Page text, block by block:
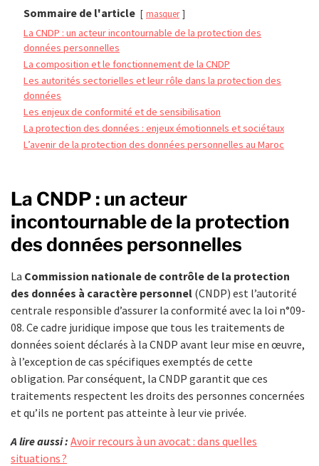
Sommaire de l'article masquer
La CNDP : un acteur incontournable de la protection des
données personnelles
La composition et le fonctionnement de la CNDP
Les autorités sectorielles et leur rôle dans la protection des
données
Les enjeux de conformité et de sensibilisation
La protection des données : enjeux émotionnels et sociétaux
L’avenir de la protection des données personnelles au Maroc
La CNDP : un acteur
incontournable de la protection
des données personnelles
La Commission nationale de contrôle de la protection
des données à caractère personnel (CNDP) est l’autorité
centrale responsible d’assurer la conformité avec la loi n°09-
08. Ce cadre juridique impose que tous les traitements de
données soient déclarés à la CNDP avant leur mise en œuvre,
à l’exception de cas spécifiques exemptés de cette
obligation. Par conséquent, la CNDP garantit que ces
traitements respectent les droits des personnes concernées
et qu’ils ne portent pas atteinte à leur vie privée.
A lire aussi : Avoir recours à un avocat : dans quelles
situations ?